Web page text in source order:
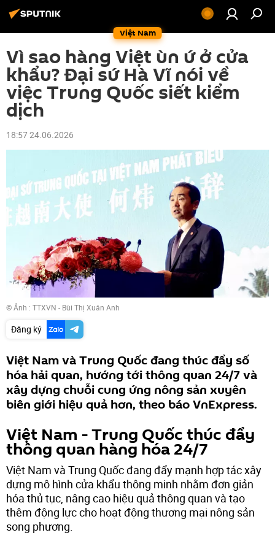
Việt Nam
Vì sao hàng Việt ùn ứ ở cửa
khẩu? Đại sứ Hà Vĩ nói về
việc Trung Quốc siết kiểm
dịch
18:57 24.06.2026
© Ảnh : TTXVN - Bùi Thị Xuân Anh
Đăng ký
Việt Nam và Trung Quốc đang thúc đẩy số
hóa hải quan, hướng tới thông quan 24/7 và
xây dựng chuỗi cung ứng nông sản xuyên
biên giới hiệu quả hơn, theo báo VnExpress.
Việt Nam - Trung Quốc thúc đẩy
thông quan hàng hóa 24/7
Việt Nam và Trung Quốc đang đẩy mạnh hợp tác xây
dựng mô hình cửa khẩu thông minh nhằm đơn giản
hóa thủ tục, nâng cao hiệu quả thông quan và tạo
thêm động lực cho hoạt động thương mại nông sản
song phương.